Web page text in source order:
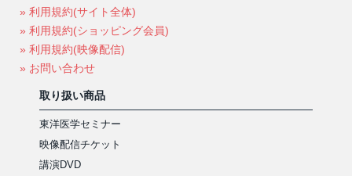
» 利用規約(サイト全体)
» 利用規約(ショッピング会員)
» 利用規約(映像配信)
» お問い合わせ
取り扱い商品
東洋医学セミナー
映像配信チケット
講演DVD